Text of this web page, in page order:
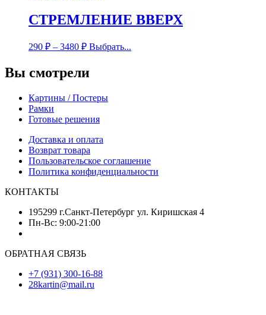
СТРЕМЛЕНИЕ ВВЕРХ
290 ₽ – 3480 ₽ Выбрать...
Вы смотрели
Картины / Постеры
Рамки
Готовые решения
Доставка и оплата
Возврат товара
Пользовательское соглашение
Политика конфиденциальности
КОНТАКТЫ
195299 г.Санкт-Петербург ул. Киришская 4
Пн-Вс: 9:00-21:00
ОБРАТНАЯ СВЯЗЬ
+7 (931) 300-16-88
28kartin@mail.ru